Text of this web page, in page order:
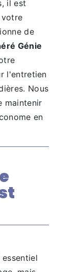
il est
votre
de
Génie
l'entretien
Nous
maintenir
en